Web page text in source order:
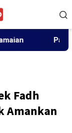
Panglima
Fadh
Amankan